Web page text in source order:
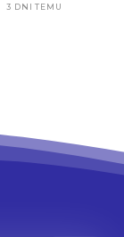
3 DNI TEMU